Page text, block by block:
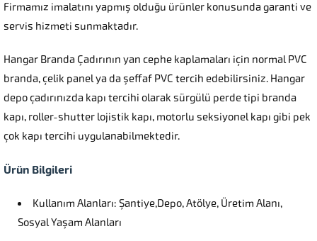
Firmamız imalatını yapmış olduğu ürünler konusunda garanti ve
servis hizmeti sunmaktadır.
Hangar Branda Çadırının yan cephe kaplamaları için normal PVC
branda, çelik panel ya da şeffaf PVC tercih edebilirsiniz. Hangar
depo çadırınızda kapı tercihi olarak sürgülü perde tipi branda
kapı, roller-shutter lojistik kapı, motorlu seksiyonel kapı gibi pek
çok kapı tercihi uygulanabilmektedir.
Ürün Bilgileri
Kullanım Alanları: Şantiye,Depo, Atölye, Üretim Alanı,
Sosyal Yaşam Alanları